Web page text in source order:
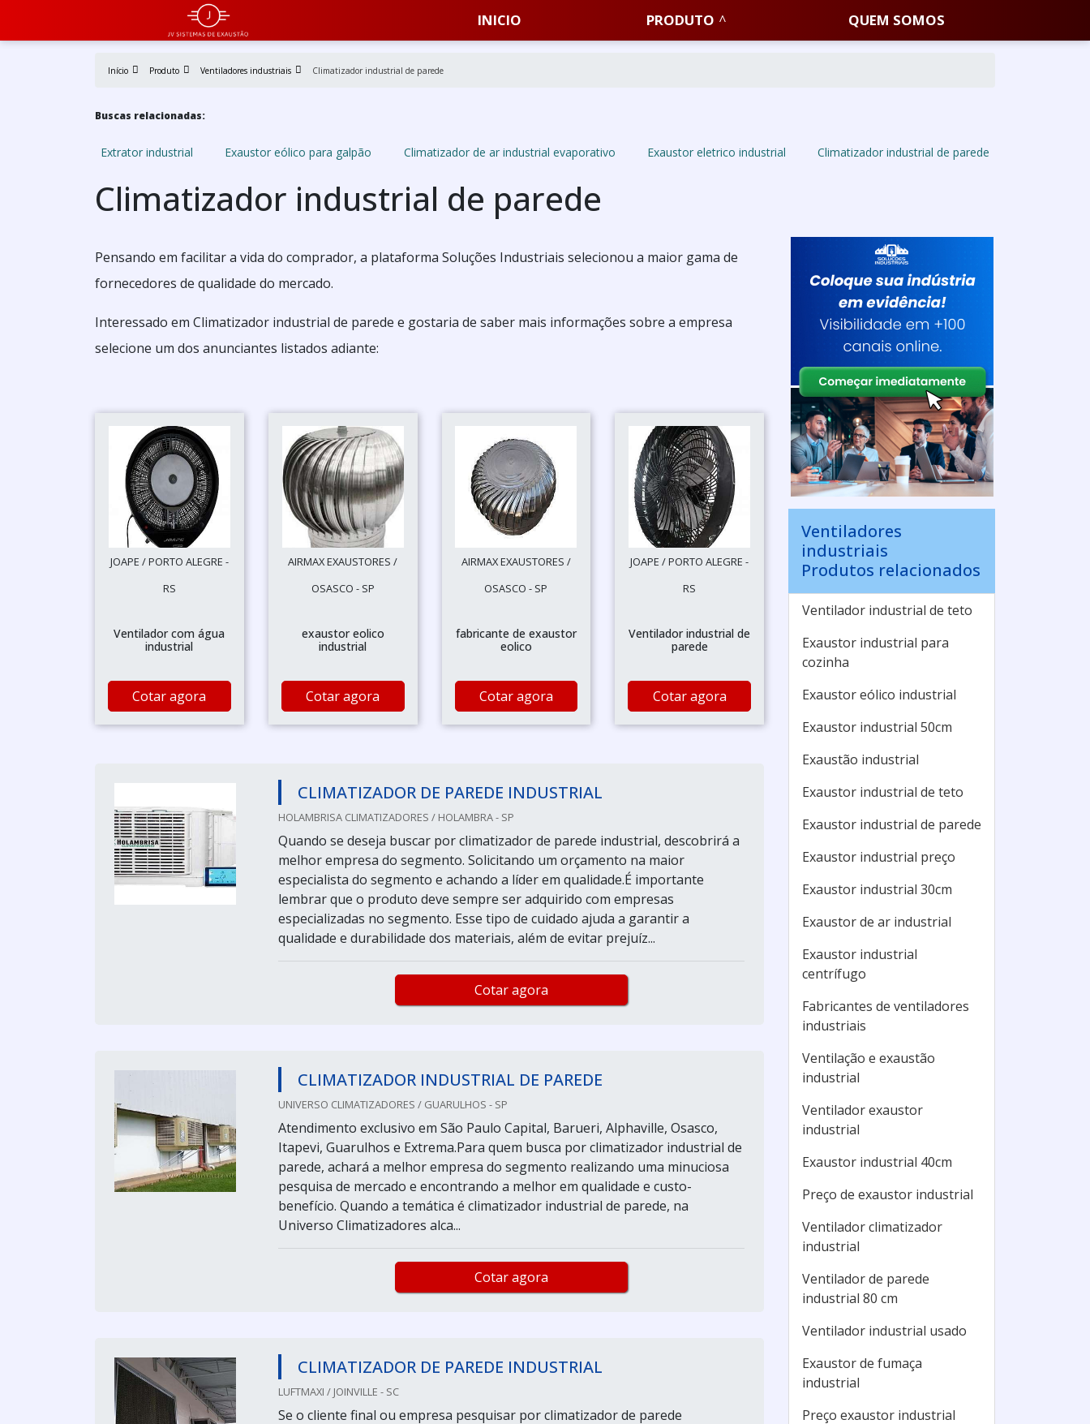
INICIO PRODUTO QUEM SOMOS
Início Produto Ventiladores industriais Climatizador industrial de parede
Buscas relacionadas:
Extrator industrial Exaustor eólico para galpão Climatizador de ar industrial evaporativo Exaustor eletrico industrial Climatizador industrial de parede
Climatizador industrial de parede
Pensando em facilitar a vida do comprador, a plataforma Soluções Industriais selecionou a maior gama de
fornecedores de qualidade do mercado.
Interessado em Climatizador industrial de parede e gostaria de saber mais informações sobre a empresa
selecione um dos anunciantes listados adiante:
JOAPE / PORTO ALEGRE -
RS
Ventilador com água
industrial
Cotar agora
AIRMAX EXAUSTORES /
OSASCO - SP
exaustor eolico
industrial
Cotar agora
AIRMAX EXAUSTORES /
OSASCO - SP
fabricante de exaustor
eolico
Cotar agora
JOAPE / PORTO ALEGRE -
RS
Ventilador industrial de
parede
Cotar agora
CLIMATIZADOR DE PAREDE INDUSTRIAL
HOLAMBRISA CLIMATIZADORES / HOLAMBRA - SP
Quando se deseja buscar por climatizador de parede industrial, descobrirá a
melhor empresa do segmento. Solicitando um orçamento na maior
especialista do segmento e achando a líder em qualidade.É importante
lembrar que o produto deve sempre ser adquirido com empresas
especializadas no segmento. Esse tipo de cuidado ajuda a garantir a
qualidade e durabilidade dos materiais, além de evitar prejuíz...
Cotar agora
CLIMATIZADOR INDUSTRIAL DE PAREDE
UNIVERSO CLIMATIZADORES / GUARULHOS - SP
Atendimento exclusivo em São Paulo Capital, Barueri, Alphaville, Osasco,
Itapevi, Guarulhos e Extrema.Para quem busca por climatizador industrial de
parede, achará a melhor empresa do segmento realizando uma minuciosa
pesquisa de mercado e encontrando a melhor em qualidade e custo-
benefício. Quando a temática é climatizador industrial de parede, na
Universo Climatizadores alca...
Cotar agora
CLIMATIZADOR DE PAREDE INDUSTRIAL
LUFTMAXI / JOINVILLE - SC
Se o cliente final ou empresa pesquisar por climatizador de parede
Ventiladores
industriais
Produtos relacionados
Ventilador industrial de teto
Exaustor industrial para
cozinha
Exaustor eólico industrial
Exaustor industrial 50cm
Exaustão industrial
Exaustor industrial de teto
Exaustor industrial de parede
Exaustor industrial preço
Exaustor industrial 30cm
Exaustor de ar industrial
Exaustor industrial
centrífugo
Fabricantes de ventiladores
industriais
Ventilação e exaustão
industrial
Ventilador exaustor
industrial
Exaustor industrial 40cm
Preço de exaustor industrial
Ventilador climatizador
industrial
Ventilador de parede
industrial 80 cm
Ventilador industrial usado
Exaustor de fumaça
industrial
Preço exaustor industrial